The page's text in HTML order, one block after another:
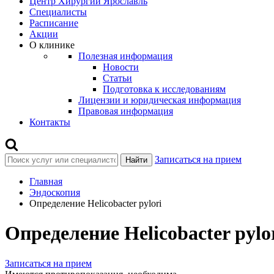
Специалисты
Расписание
Акции
О клинике
Полезная информация
Новости
Статьи
Подготовка к исследованиям
Лицензии и юридическая информация
Правовая информация
Контакты
Найти Записаться на прием
Главная
Эндоскопия
Определение Helicobacter pylori
Определение Helicobacter
Записаться на прием